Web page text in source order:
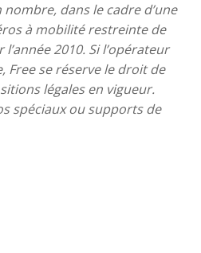
dans le cadre d’une
à mobilité restreinte de
2010. Si l’opérateur
Free se réserve le droit de
légales en vigueur.
spéciaux ou supports de